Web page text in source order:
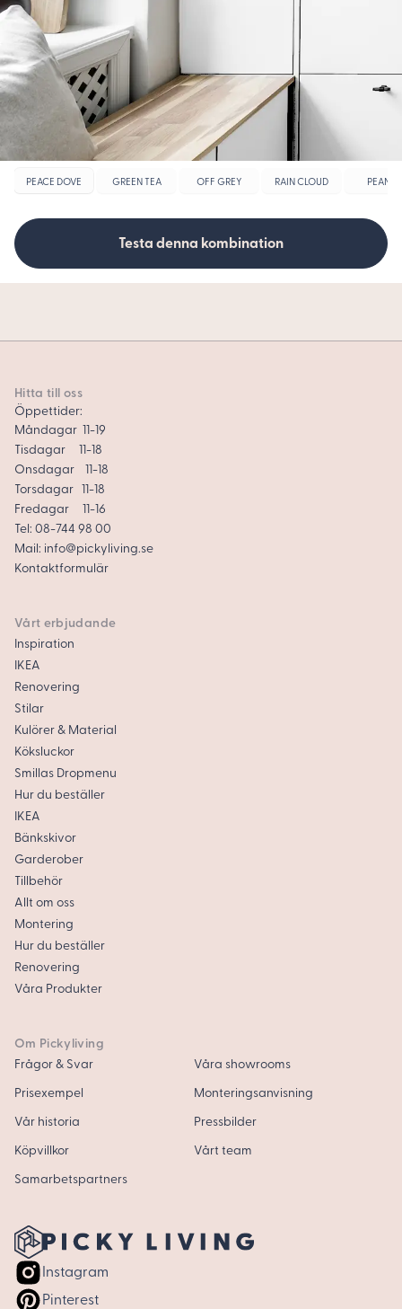
PEACE DOVE GREEN TEA OFF GREY RAIN CLOUD PEANUT
Testa denna kombination
Hitta till oss
Öppettider:
Måndagar 11-19
Tisdagar 11-18
Onsdagar 11-18
Torsdagar 11-18
Fredagar 11-16
Tel: 08-744 98 00
Mail: info@pickyliving.se
Kontaktformulär
Vårt erbjudande
Inspiration
IKEA
Renovering
Stilar
Kulörer & Material
Köksluckor
Smillas Dropmenu
Hur du beställer
IKEA
Bänkskivor
Garderober
Tillbehör
Allt om oss
Montering
Hur du beställer
Renovering
Våra Produkter
Om Pickyliving
Frågor & Svar
Våra showrooms
Prisexempel Monteringsanvisning
Vår historia Pressbilder
Köpvillkor Vårt team
Samarbetspartners
Instagram
Pinterest